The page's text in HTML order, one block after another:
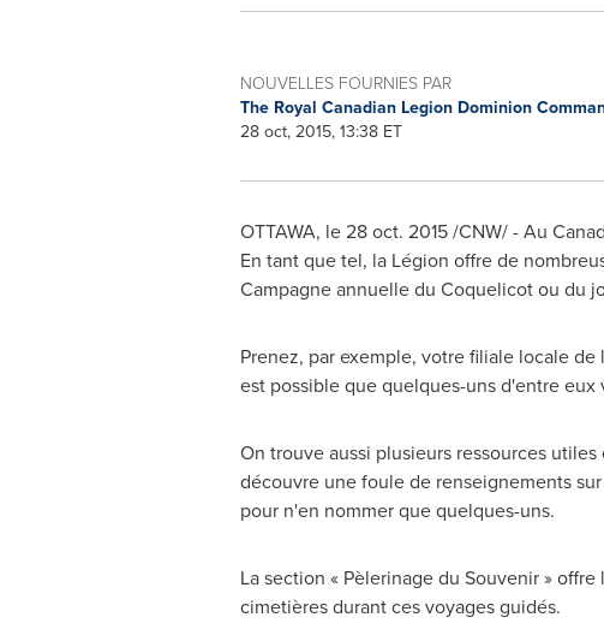
NOUVELLES FOURNIES PAR
The Royal Canadian Legion Dominion
28 oct, 2015, 13:38 ET
OTTAWA, le28 oct. 2015/CNW/ - Au
En tant que tel, la Légion offre de
Campagne annuelle du Coquelicot ou du
Prenez, par exemple, votre filiale locale
est possible que quelques-uns d'entre
On trouve aussi plusieurs ressources
découvre une foule de renseignements
pour n'en nommer que quelques-uns.
La section « Pèlerinage du Souvenir »
cimetières durant ces voyages guidés.